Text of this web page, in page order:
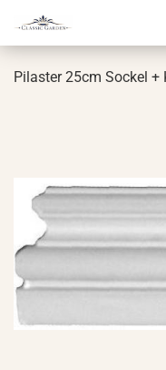
Pi­las­ter 25cm So­ckel +